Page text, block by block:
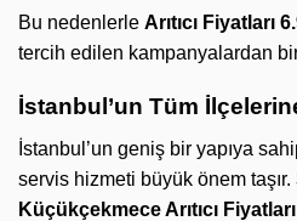
Bu nedenlerle Arıtıcı Fiyatları
tercih edilen kampanyalardan
İstanbul’un Tüm
İstanbul’un geniş bir yapıya
servis hizmeti büyük önem taşır.
Küçükçekmece Arıtıcı Fiyatları